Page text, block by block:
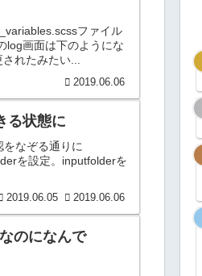
ファイル
log画面は下のようにな
れたみたい...
2019.06.06
る状態に
なぞる通りに
を設定。inputfolderを
2019.06.05 2019.06.06
のになんで